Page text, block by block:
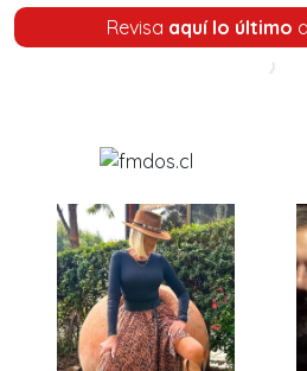
Revisa aquí lo último